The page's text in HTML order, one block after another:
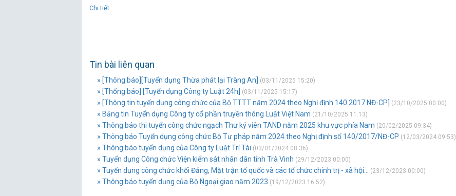
Chi tiết
Tin bài liên quan
» [Thông báo][Tuyển dụng Thừa phát lại Tràng An] (03/11/2025 15:20)
» [Thống báo] [Tuyển dụng Công ty Luật 24h] (03/11/2025 15:17)
» [Thông tin tuyển dụng công chức của Bộ TTTT năm 2024 theo Nghị định 140 2017 NĐ-CP] (23/10/2025 00:00)
» Bảng tin Tuyển dụng Công ty cổ phần truyền thông Luật Việt Nam (21/10/2025 11:13)
» Thông báo thi tuyển công chức ngạch Thư ký viên TAND năm 2025 khu vực phía Nam (20/02/2025 09:34)
» Thông báo Tuyển dụng công chức Bộ Tư pháp năm 2024 theo Nghị định số 140/2017/NĐ-CP (12/03/2024 09:53)
» Thông báo tuyển dụng của Công ty Luật Trí Tài (03/01/2024 08:36)
» Tuyển dụng Công chức Viện kiểm sát nhân dân tỉnh Trà Vinh (29/12/2023 00:00)
» Tuyển dụng công chức khối Đảng, Mặt trận tổ quốc và các tổ chức chính trị - xã hội... (23/12/2023 00:00)
» Thông báo tuyển dụng của Bộ Ngoại giao năm 2023 (19/12/2023 16:52)